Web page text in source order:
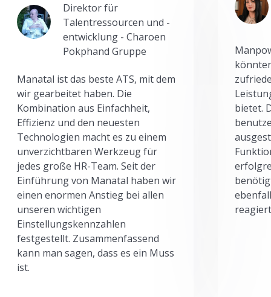
Direktor für
Talentressourcen und -
entwicklung - Charoen
Pokphand Gruppe
Manatal ist das beste ATS, mit dem
wir gearbeitet haben. Die
Kombination aus Einfachheit,
Effizienz und den neuesten
Technologien macht es zu einem
unverzichtbaren Werkzeug für
jedes große HR-Team. Seit der
Einführung von Manatal haben wir
einen enormen Anstieg bei allen
unseren wichtigen
Einstellungskennzahlen
festgestellt. Zusammenfassend
kann man sagen, dass es ein Muss
ist.
bietet.